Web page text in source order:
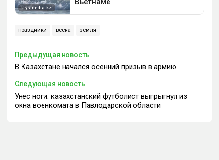
праздники весна земля
Предыдущая новость
В Казахстане начался осенний призыв в армию
Следующая новость
Унес ноги: казахстанский футболист выпрыгнул из
окна военкомата в Павлодарской области